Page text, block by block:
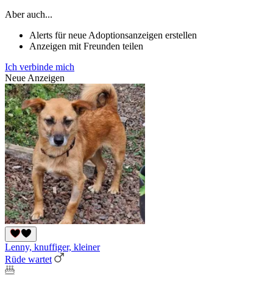
Aber auch...
Alerts für neue Adoptionsanzeigen erstellen
Anzeigen mit Freunden teilen
Ich verbinde mich
Neue Anzeigen
Lenny, knuffiger, kleiner
Rüde wartet